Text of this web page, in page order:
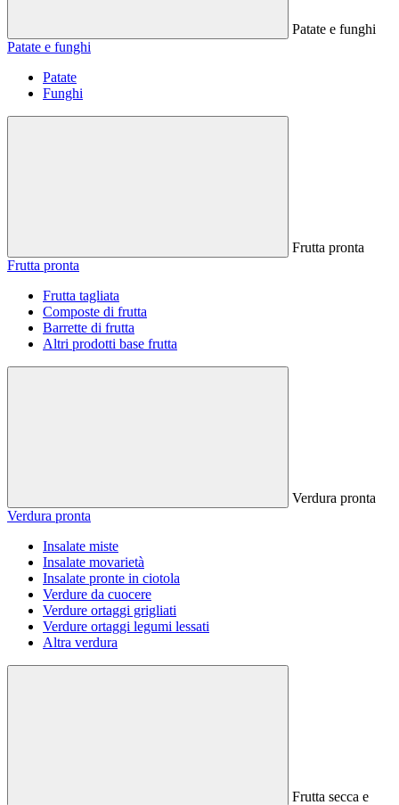
Patate e funghi
Patate e funghi
Patate
Funghi
Frutta pronta
Frutta pronta
Frutta tagliata
Composte di frutta
Barrette di frutta
Altri prodotti base frutta
Verdura pronta
Verdura pronta
Insalate miste
Insalate movarietà
Insalate pronte in ciotola
Verdure da cuocere
Verdure ortaggi grigliati
Verdure ortaggi legumi lessati
Altra verdura
Frutta secca e